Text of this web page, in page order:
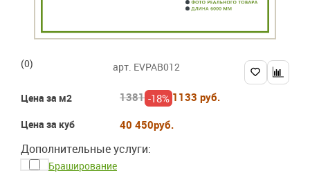
(0) арт. EVPAB012
Цена за м2 1381 -18% 1133 руб.
Цена за куб 40 450руб.
Дополнительные услуги:
Браширование